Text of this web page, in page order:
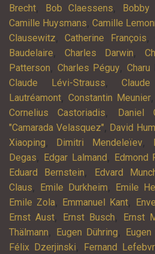
Brecht, Bob Claessens, Bobby
Camille Huysmans,Camille
Clausewitz,Catherine François
Baudelaire, Charles Darwin,
Patterson, Charles Péguy,Charu
Claude Lévi-Strauss,
Lautréamont, Constantin Meunier
Cornelius Castoriadis, Daniel
"Camarada Velasquez", David
Xiaoping, Dimitri Mendeleïev,
Degas, Edgar Lalmand , Edmond
Eduard Bernstein, Edvard
Claus, Emile Durkheim, Emile
Emile Zola, Emmanuel Kant,
Ernst Aust, Ernst Busch, Ernst
Thälmann, Eugen Dühring,
Félix Dzerjinski, Fernand